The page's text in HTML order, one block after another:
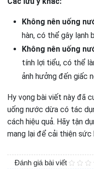
Không nên uống
hàn, có thể gây lạnh
Không nên uống
tính lợi tiểu, có thể
ảnh hưởng đến giấc
Hy vọng bài viết này đã
uống nước dừa có tác
cách hiệu quả. Hãy tận
mang lại để cải thiện
Đánh giá bài viết